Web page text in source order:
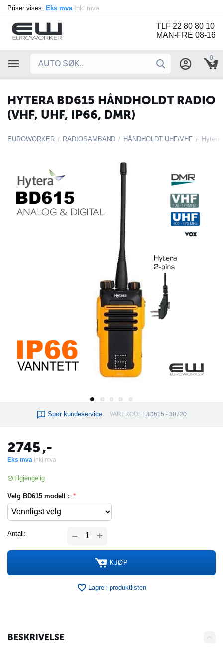
Priser vises: Eks mva Inkl mva
TLF 22 80 80 10
MAN-FRE 08-16
0
HYTERA BD615 HÅNDHOLDT RADIO
(VHF, UHF, IP66, DMR)
EUROWORKER / RADIOSAMBAND / HÅNDHOLDT UHF/VHF /
Spør kundeservice VAREKODE: BD615 - 30720
2745,-
Eks mva Inkl mva
tilgjengelig
Velg BD615 modell :
Antall: +
−
KJØP
Lagre i produktlisten
BESKRIVELSE